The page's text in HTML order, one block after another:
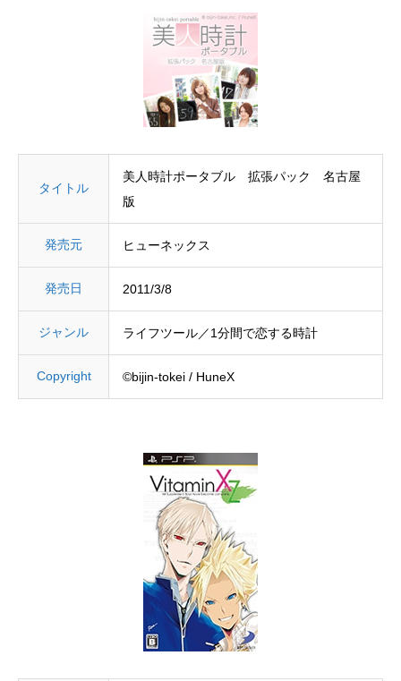
タイトル
美人時計ポータブル 拡張パック 名古屋
版
発売元 ヒューネックス
発売日 2011/3/8
ジャンル ライフツール／1分間で恋する時計
Copyright ©bijin-tokei / HuneX